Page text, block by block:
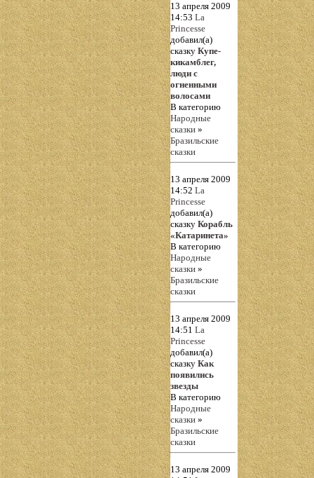
13 апреля 2009
14:53 La
Princesse
добавил(а)
сказку Купе-
кикамблег,
люди с
огненными
волосами
В категорию
Народные
сказки »
Бразильские
сказки
13 апреля 2009
14:52 La
Princesse
добавил(а)
сказку Корабль
«Катаринета»
В категорию
Народные
сказки »
Бразильские
сказки
13 апреля 2009
14:51 La
Princesse
добавил(а)
сказку Как
появились
звезды
В категорию
Народные
сказки »
Бразильские
сказки
13 апреля 2009